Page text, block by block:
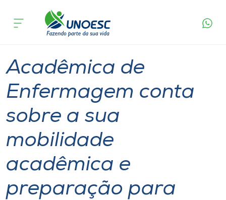
Cursos
Pesquisa
Atendimento ao Estudante
Portal de Ensino
Unoesc
acontece
residência
Acadêmica de
Enfermagem conta
sobre a sua
mobilidade
acadêmica e
preparação para